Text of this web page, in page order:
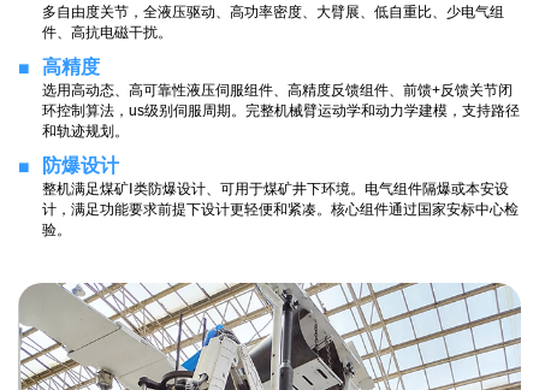
多自由度关节，全液压驱动、高功率密度、大臂展、低自重比、少电气组
件、高抗电磁干扰。
高精度
选用高动态、高可靠性液压伺服组件、高精度反馈组件、前馈+反馈关节闭
环控制算法，us级别伺服周期。完整机械臂运动学和动力学建模，支持路径
和轨迹规划。
防爆设计
整机满足煤矿Ⅰ类防爆设计、可用于煤矿井下环境。电气组件隔爆或本安设
计，满足功能要求前提下设计更轻便和紧凑。核心组件通过国家安标中心检
验。